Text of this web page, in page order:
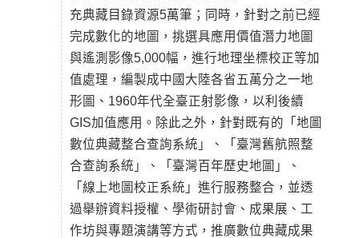
充典藏目錄資源5萬筆；同時，針對之前已經
完成數化的地圖，挑選具應用價值潛力地圖
與遙測影像5,000幅，進行地理坐標校正等加
值處理，編製成中國大陸各省五萬分之一地
形圖、1960年代全臺正射影像，以利後續
GIS加值應用。除此之外，針對既有的「地圖
數位典藏整合查詢系統」、「臺灣舊航照整
合查詢系統」、「臺灣百年歷史地圖」、
「線上地圖校正系統」進行服務整合，並透
過舉辦資料授權、學術研討會、成果展、工
作坊與專題演講等方式，推廣數位典藏成果